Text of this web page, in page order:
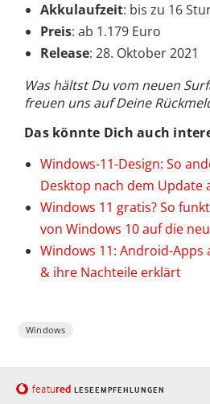
Akkulaufzeit: bis zu 16
Preis: ab 1.179 Euro
Release: 28. Oktober 2021
Was hältst Du vom neuen
freuen uns auf Deine
Das könnte Dich auch
Windows-11-Design: So
Desktop nach dem Update
Windows 11 gratis? So
von Windows 10 auf die
Windows 11: Android-Apps
& ihre Nachteile erklärt
Windows
featured LESEEMPFEHLUNGEN